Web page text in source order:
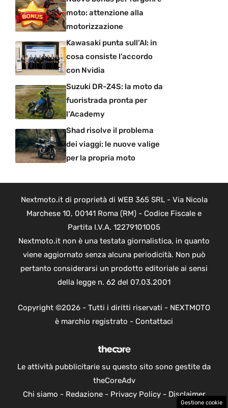
moto: attenzione alla
motorizzazione
Kawasaki punta sull’AI: in
cosa consiste l’accordo
con Nvidia
Suzuki DR-Z4S: la moto da
fuoristrada pronta per
l’Academy
Shad risolve il problema
dei viaggi: le nuove valige
per la propria moto
Nextmoto.it di proprietà di WEB 365 SRL - Via Nicola
Marchese 10, 00141 Roma (RM) - Codice Fiscale e
Partita I.V.A. 12279101005
Nextmoto.it non è una testata giornalistica, in quanto
viene aggiornato senza alcuna periodicità. Non può
pertanto considerarsi un prodotto editoriale ai sensi
della legge n. 62 del 07.03.2001
Copyright ©2026 - Tutti i diritti riservati - NEXTMOTO
è marchio registrato - Contattaci
Le attività pubblicitarie su questo sito sono gestite da
theCoreAdv
Chi siamo - Redazione- Privacy Policy- Disclaimer
Gestione cookie